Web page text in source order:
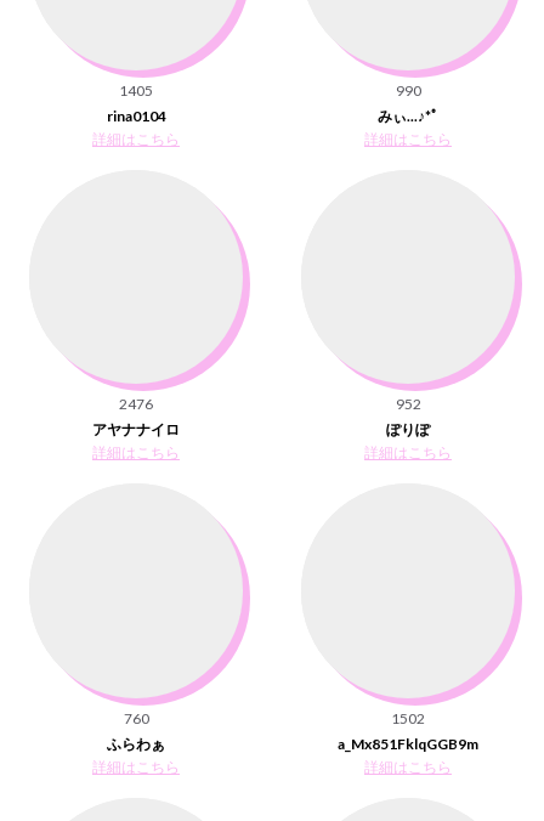
1405
rina0104
詳細はこちら
990
みぃ...♪*ﾟ
詳細はこちら
2476
アヤナナイロ
詳細はこちら
952
ぽりぽ
詳細はこちら
760
ふらわぁ
詳細はこちら
1502
a_Mx851FklqGGB9m
詳細はこちら